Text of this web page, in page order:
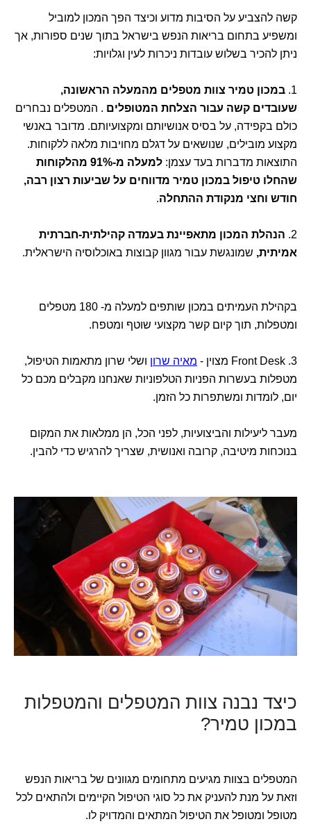
קשה להצביע על הסיבות מדוע וכיצד הפך המכון למוביל
ומשפיע בתחום בריאות הנפש בישראל בתוך שנים ספורות, אך
ניתן להכיר בשלוש עובדות ניכרות לעין וגלויות:
1. במכון טמיר צוות מטפלים מהמעלה הראשונה,
שעובדים קשה עבור הצלחת המטופלים . המטפלים נבחרים
כולם בקפידה, על בסיס אנושיותם ומקצועיותם. מדובר באנשי
מקצוע מובילים, שנושאים על דגלם מחויבות מלאה ללקוחות.
התוצאות מדברות בעד עצמן:
למעלה מ-91% מהלקוחות
שהחלו טיפול במכון טמיר מדווחים על שביעות רצון רבה,
חודש וחצי מנקודת ההתחלה.
2. הנהלת המכון מתאפיינת בעמדה קהילתית-חברתית
אמיתית, שמונגשת עבור מגוון קבוצות באוכלוסיה הישראלית.
בקהילת העמיתים במכון שותפים למעלה מ- 180 מטפלים
ומטפלות, תוך קיום קשר מקצועי שוטף ומטפח.
3. Front Desk מצוין - מאיה שרון ושלי שרון מתאמות הטיפול,
מטפלות בעשרות הפניות הטלפוניות שאנחנו מקבלים מכם כל
יום, לומדות ומשתפרות כל הזמן.
מעבר ליעילות והביצועיות, לפני הכל, הן ממלאות את המקום
בנוכחות מיטיבה, קרובה ואנושית, שצריך להרגיש כדי להבין.
כיצד נבנה צוות המטפלים והמטפלות
במכון טמיר?
המטפלים בצוות מגיעים מתחומים מגוונים של בריאות הנפש
וזאת על מנת להעניק את כל סוגי הטיפול הקיימים ולהתאים לכל
מטופל ומטופל את הטיפול המתאים והמדויק לו.